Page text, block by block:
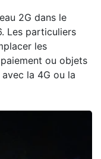
2G dans le
Les particuliers
les
ou objets
la 4G ou la